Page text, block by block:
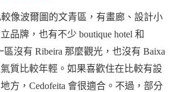
較像波爾圖的文青區，有畫廊、設計小
品牌，也有不少 boutique hotel 和
區沒有 Ribeira 那麼觀光，也沒有 Baixa
質比較年輕。如果喜歡住在比較有設
方，Cedofeita 會很適合。不過，部分